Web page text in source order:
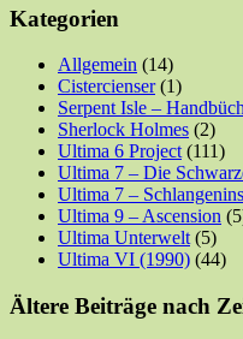
Kategorien
Allgemein (14)
Cistercienser(1)
Serpent Isle –
Sherlock Holmes (2)
Ultima 6 Project(111)
Ultima 7 – Die
Ultima 7 –
Ultima 9 – Ascension
Ultima Unterwelt(5)
Ultima VI (1990) (44)
Ältere Beiträge nach